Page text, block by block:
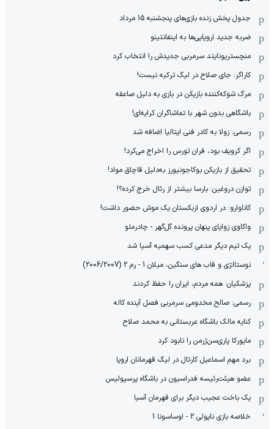
جدول پخش زنده بازی‌های پنجشنبه 15 مرداد
ضربه جدید اروپایی‌ها به اینفانتینو
منچستریونایتد سرمربی جدیدش را انتخاب کرد
کاراگر: جای صلاح در لیگ ترکیه نیست!
مرگ شوکه‌کننده بازیکن در بازی به دلیل صاعقه
باشگاهی بدون شهر با تماشاگران کرایه‌ای!
رسمی: زولا به کادر فنی ایتالیا اضافه شد
اگر کرویف بود، فران تورس را اخراج می‌کرد!
تحقیق از بازیکن بوکاجونیورز به‌دلیل قاچاق مواد!
توازن دروغین: بارسا بیشتر از رئال خرج کرده؟!
کاناوارو: در اردوی ازبکستان یک موش حضور داشت!
واکاوی زوایای پنهان پرونده گل‌گهر - چادرملو
یک تیم دیگر مدعی کسب سهمیه آسیا شد
نوستالژی و قاب های سنگین، میلان 1 - رم 2 (2006/2007)
پزشکیان: همه مردم، ایران را حفظ کردند
رسمی: صالح مخدومی سرمربی فصل آینده کاله
کنایه مالک باشگاه عربستانی به محمد صلاح
مایورکا پاری‌سن‌ژرمن را نابود کرد
برد مهم اسماعیل کارتال در لیگ قهرمانان اروپا
عضو هیئت‌رئیسه فدراسیون در باشگاه پرسپولیس
یک باخت عجیب دیگر برای قهرمان آسیا
خلاصه بازی ناپولی 2 - اوساسونا 1